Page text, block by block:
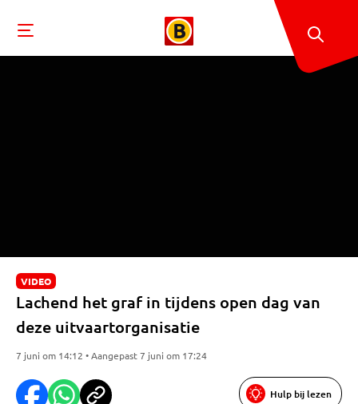
VIDEO
Lachend het graf in tijdens open dag van
deze uitvaartorganisatie
7 juni om 14:12 • Aangepast 7 juni om 17:24
Hulp bij lezen